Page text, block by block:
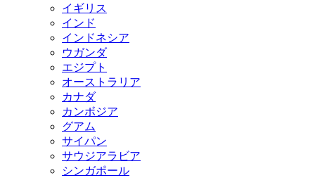
イギリス
インド
インドネシア
ウガンダ
エジプト
オーストラリア
カナダ
カンボジア
グアム
サイパン
サウジアラビア
シンガポール